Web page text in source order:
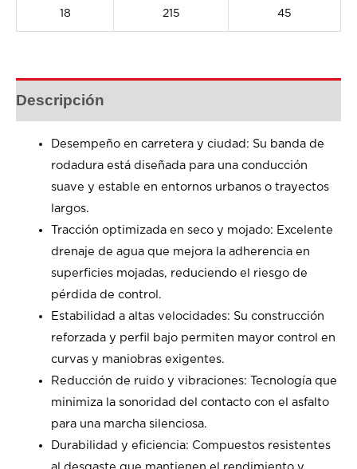
18 215 45
Descripción
Desempeño en carretera y ciudad: Su banda de
rodadura está diseñada para una conducción
suave y estable en entornos urbanos o trayectos
largos.
Tracción optimizada en seco y mojado: Excelente
drenaje de agua que mejora la adherencia en
superficies mojadas, reduciendo el riesgo de
pérdida de control.
Estabilidad a altas velocidades: Su construcción
reforzada y perfil bajo permiten mayor control en
curvas y maniobras exigentes.
Reducción de ruido y vibraciones: Tecnología que
minimiza la sonoridad del contacto con el asfalto
para una marcha silenciosa.
Durabilidad y eficiencia: Compuestos resistentes